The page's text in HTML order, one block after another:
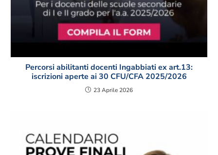
Percorsi abilitanti docenti Ingabbiati ex art.13:
iscrizioni aperte ai 30 CFU/CFA 2025/2026
23 Aprile 2026